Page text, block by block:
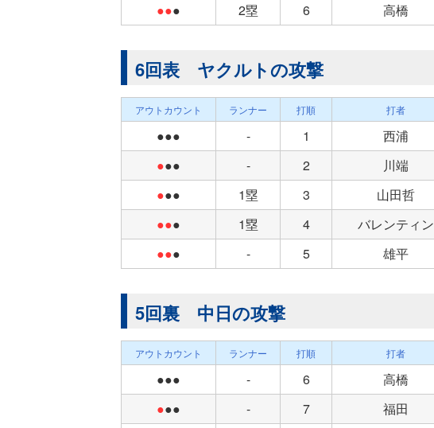
●●● 2塁 6 高橋
6回表 ヤクルトの攻撃
アウトカウント ランナー 打順 打者
●●● - 1 西浦
●●● - 2 川端
●●● 1塁 3 山田哲
●●● 1塁 4 バレンティン
●●● - 5 雄平
5回裏 中日の攻撃
アウトカウント ランナー 打順 打者
●●● - 6 高橋
●●● - 7 福田